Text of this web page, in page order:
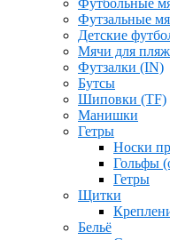
Футзальные
Детские
Мячи для
Футзалки (IN)
Бутсы
Шиповки (TF)
Манишки
Гетры
Носки
Гольфы
Гетры
Щитки
Бельё